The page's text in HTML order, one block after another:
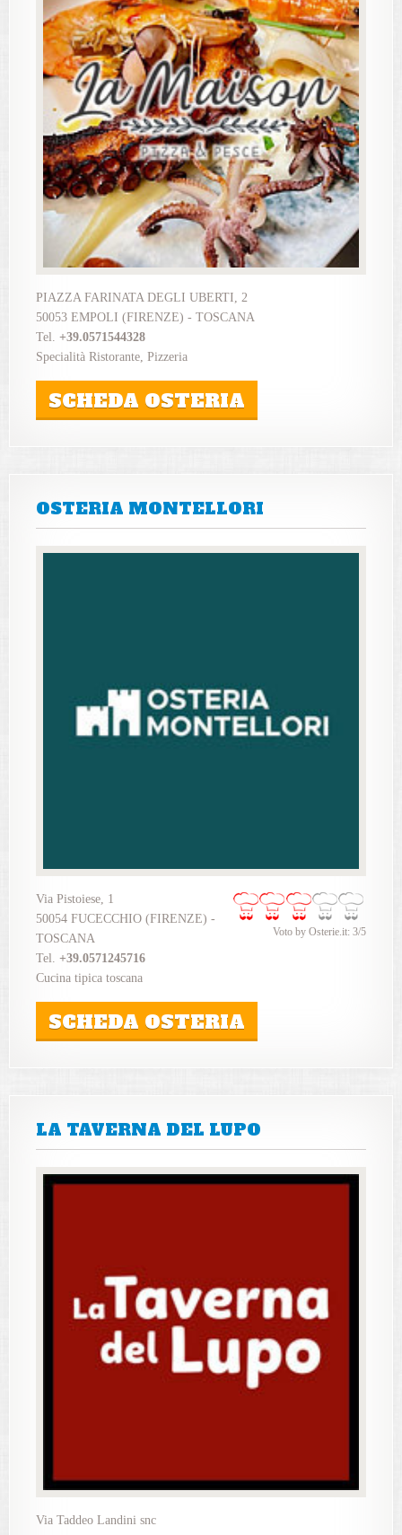
PIAZZA FARINATA DEGLI UBERTI, 2
50053 EMPOLI (FIRENZE) - TOSCANA
Tel. +39.0571544328
Specialità Ristorante, Pizzeria
SCHEDA OSTERIA
OSTERIA MONTELLORI
Voto by Osterie.it: 3/5
Via Pistoiese, 1
50054 FUCECCHIO (FIRENZE) -
TOSCANA
Tel. +39.0571245716
Cucina tipica toscana
SCHEDA OSTERIA
LA TAVERNA DEL LUPO
Via Taddeo Landini snc